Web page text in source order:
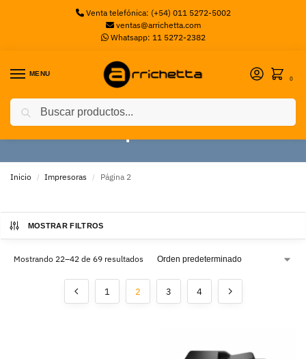
Venta telefónica: (+54) 011 5272-5002
ventas@arrichetta.com
Whatsapp: 11 5272-2382
MENU
0
Impresoras
Inicio / Impresoras / Página 2
MOSTRAR FILTROS
Mostrando 22–42 de 69 resultados
1 2 3 4